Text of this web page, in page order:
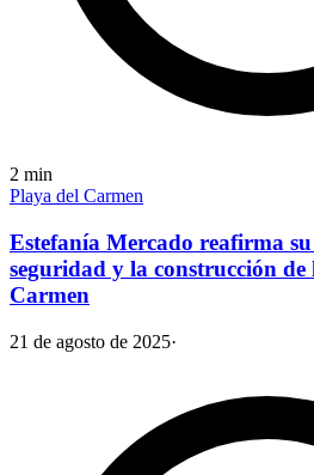
2 min
Playa del Carmen
Estefanía Mercado reafirma
seguridad y la construcción de
Carmen
21 de agosto de 2025·